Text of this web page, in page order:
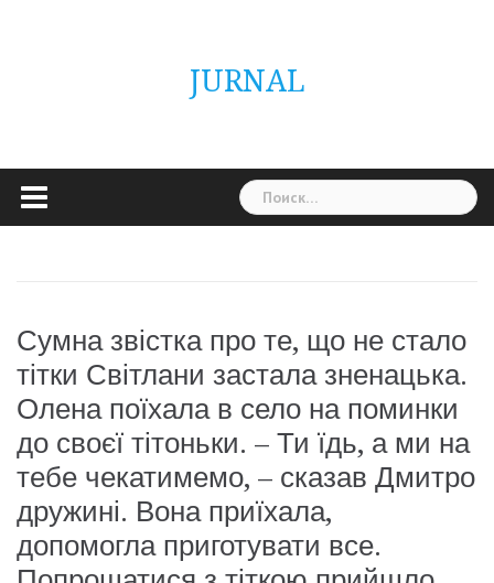
JURNAL
Найти:
Сумна звістка про те, що не стало
тітки Світлани застала зненацька.
Олена поїхала в село на поминки
до своєї тітоньки. – Ти їдь, а ми на
тебе чекатимемо, – сказав Дмитро
дружині. Вона приїхала,
допомогла приготувати все.